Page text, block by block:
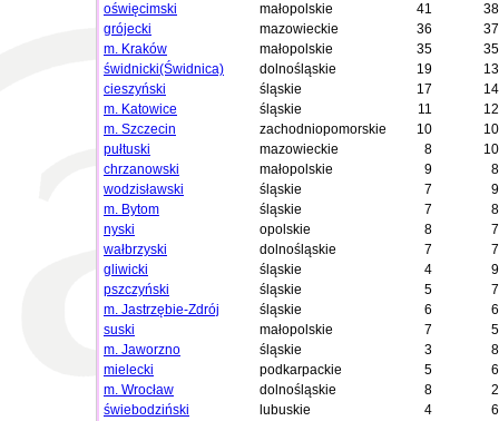
oświęcimski
małopolskie 41
38
grójecki
mazowieckie 36
37
m. Kraków
małopolskie 35
35
świdnicki(Świdnica)
dolnośląskie 19
13
cieszyński
śląskie 17
14
m. Katowice
śląskie 11
12
m. Szczecin
zachodniopomorskie 10
10
pułtuski
mazowieckie 8
10
chrzanowski
małopolskie 9
8
wodzisławski
śląskie 7
9
m. Bytom
śląskie 7
8
nyski
opolskie 8
7
wałbrzyski
dolnośląskie 7
7
gliwicki
śląskie 4
9
pszczyński
śląskie 5
7
m. Jastrzębie-Zdrój
śląskie 6
6
suski
małopolskie 7
5
m. Jaworzno
śląskie 3
8
mielecki
podkarpackie 5
6
m. Wrocław
dolnośląskie 8
2
świebodziński
lubuskie 4
6